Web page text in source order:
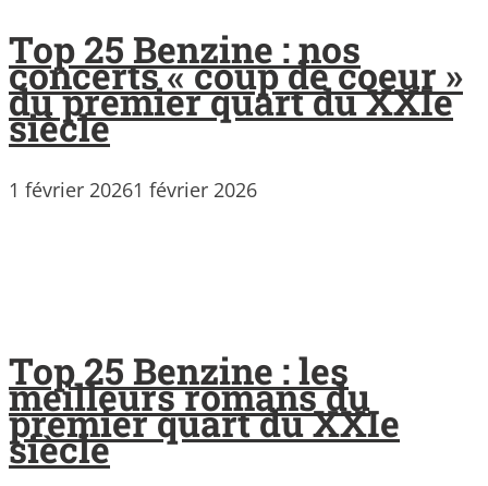
Top 25 Benzine : nos
concerts « coup de coeur »
du premier quart du XXIe
siècle
1 février 20261 février 2026
Top 25 Benzine : les
meilleurs romans du
premier quart du XXIe
siècle